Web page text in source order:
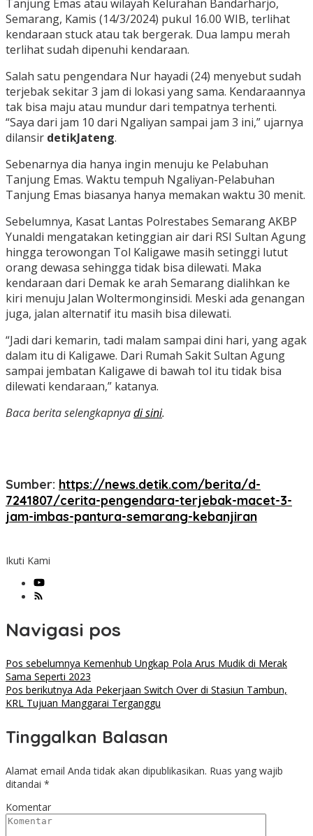
Tanjung Emas atau wilayah Kelurahan Bandarharjo,
Semarang, Kamis (14/3/2024) pukul 16.00 WIB, terlihat
kendaraan stuck atau tak bergerak. Dua lampu merah
terlihat sudah dipenuhi kendaraan.
Salah satu pengendara Nur hayadi (24) menyebut sudah
terjebak sekitar 3 jam di lokasi yang sama. Kendaraannya
tak bisa maju atau mundur dari tempatnya terhenti.
“Saya dari jam 10 dari Ngaliyan sampai jam 3 ini,” ujarnya
dilansir detikJateng.
Sebenarnya dia hanya ingin menuju ke Pelabuhan
Tanjung Emas. Waktu tempuh Ngaliyan-Pelabuhan
Tanjung Emas biasanya hanya memakan waktu 30 menit.
Sebelumnya, Kasat Lantas Polrestabes Semarang AKBP
Yunaldi mengatakan ketinggian air dari RSI Sultan Agung
hingga terowongan Tol Kaligawe masih setinggi lutut
orang dewasa sehingga tidak bisa dilewati. Maka
kendaraan dari Demak ke arah Semarang dialihkan ke
kiri menuju Jalan Woltermonginsidi. Meski ada genangan
juga, jalan alternatif itu masih bisa dilewati.
“Jadi dari kemarin, tadi malam sampai dini hari, yang agak
dalam itu di Kaligawe. Dari Rumah Sakit Sultan Agung
sampai jembatan Kaligawe di bawah tol itu tidak bisa
dilewati kendaraan,” katanya.
Baca berita selengkapnyadi sini.
Sumber: https://news.detik.com/berita/d-
7241807/cerita-pengendara-terjebak-macet-3-
jam-imbas-pantura-semarang-kebanjiran
Ikuti Kami
Navigasi pos
Pos sebelumnya Kemenhub Ungkap Pola Arus Mudik di Merak
Sama Seperti 2023
Pos berikutnya Ada Pekerjaan Switch Over di Stasiun Tambun,
KRL Tujuan Manggarai Terganggu
Tinggalkan Balasan
Alamat email Anda tidak akan dipublikasikan. Ruas yang wajib
ditandai *
Komentar